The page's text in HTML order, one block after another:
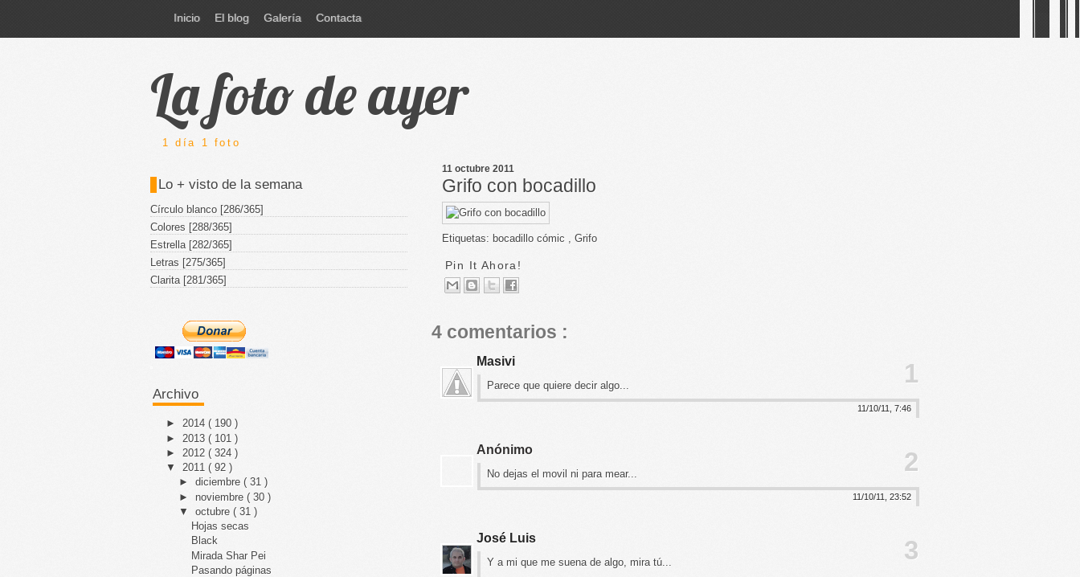
Inicio El blog Galería Contacta
La foto de ayer
1 día 1 foto
11 octubre 2011
Grifo con bocadillo
Etiquetas: bocadillo cómic Grifo
Pin It Ahora!
4 comentarios :
Masivi
Parece que quiere decir algo...
11/10/11, 7:46
Anónimo
No dejas el movil ni para mear...
11/10/11, 23:52
José Luis
Y a mi que me suena de algo, mira tú...
Lo + visto de la semana
Círculo blanco [286/365]
Colores [288/365]
Estrella [282/365]
Letras [275/365]
Clarita [281/365]
Archivo
► 2014 ( 190 )
► 2013 ( 101 )
► 2012 ( 324 )
▼ 2011 ( 92 )
► diciembre ( 31 )
► noviembre ( 30 )
▼ octubre ( 31 )
Hojas secas
Black
Mirada Shar Pei
Pasando páginas